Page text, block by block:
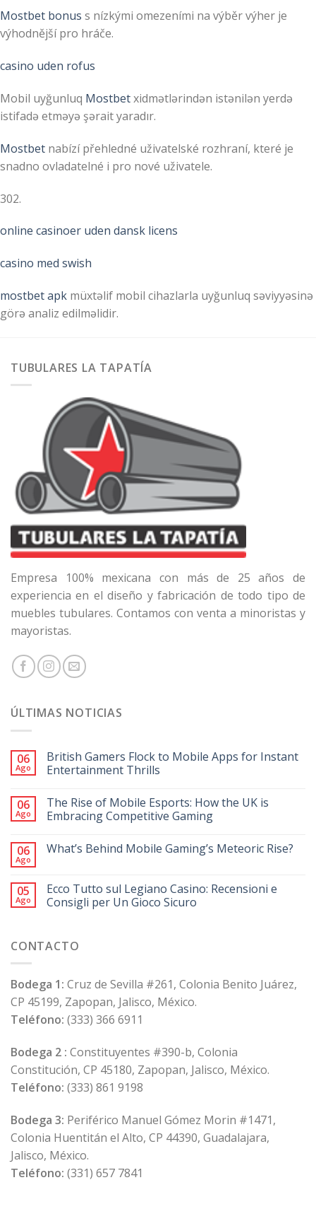
Mostbet bonus s nízkými omezeními na výběr výher je
výhodnější pro hráče.
casino uden rofus
Mobil uyğunluq Mostbetxidmətlərindən istənilən yerdə
istifadə etməyə şərait yaradır.
Mostbet nabízí přehledné uživatelské rozhraní, které je
snadno ovladatelné i pro nové uživatele.
302.
online casinoer uden dansk licens
casino med swish
mostbet apk müxtəlif mobil cihazlarla uyğunluq səviyyəsinə
görə analiz edilməlidir.
TUBULARES LA TAPATÍA
Empresa 100% mexicana con más de 25 años de
experiencia en el diseño y fabricación de todo tipo de
muebles tubulares. Contamos con venta a minoristas y
mayoristas.
ÚLTIMAS NOTICIAS
06
Ago
British Gamers Flock to Mobile Apps for Instant
Entertainment Thrills
06
Ago
The Rise of Mobile Esports: How the UK is
Embracing Competitive Gaming
06
Ago
What’s Behind Mobile Gaming’s Meteoric Rise?
05
Ago
Ecco Tutto sul Legiano Casino: Recensioni e
Consigli per Un Gioco Sicuro
CONTACTO
Bodega 1: Cruz de Sevilla #261, Colonia Benito Juárez,
CP 45199, Zapopan, Jalisco, México.
Teléfono: (333) 366 6911
Bodega 2 : Constituyentes #390-b, Colonia
Constitución, CP 45180, Zapopan, Jalisco, México.
Teléfono: (333) 861 9198
Bodega 3: Periférico Manuel Gómez Morin #1471,
Colonia Huentitán el Alto, CP 44390, Guadalajara,
Jalisco, México.
Teléfono: (331) 657 7841